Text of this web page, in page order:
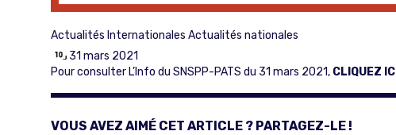
Actualités Internationales Actualités nationales
31 mars 2021
Pour consulter L’Info du SNSPP-PATS du 31 mars 2021, CLIQUEZ IC
VOUS AVEZ AIMÉ CET ARTICLE ? PARTAGEZ-LE !